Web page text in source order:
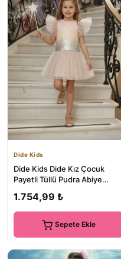
Dide Kids
Dide Kids Dide Kız Çocuk
Payetli Tüllü Pudra Abiye
1.754,99 ₺
Sepete Ekle